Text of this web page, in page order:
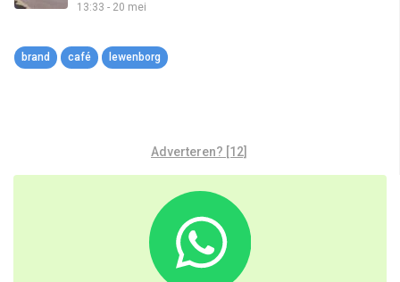
de inboedel kan weg”
13:33 - 20 mei
brand café lewenborg
Adverteren? [12]